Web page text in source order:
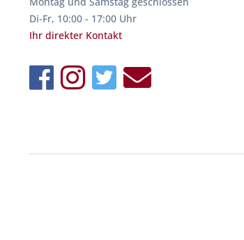
Di-Fr, 10:00 - 17:00 Uhr
Ihr direkter Kontakt